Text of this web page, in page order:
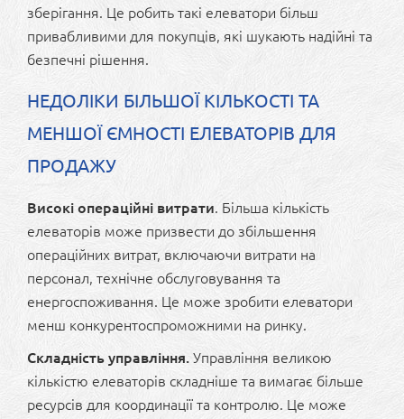
зберігання. Це робить такі елеватори більш
привабливими для покупців, які шукають надійні та
безпечні рішення.
НЕДОЛІКИ БІЛЬШОЇ КІЛЬКОСТІ ТА
МЕНШОЇ ЄМНОСТІ ЕЛЕВАТОРІВ ДЛЯ
ПРОДАЖУ
Високі операційні витрати. Більша кількість
елеваторів може призвести до збільшення
операційних витрат, включаючи витрати на
персонал, технічне обслуговування та
енергоспоживання. Це може зробити елеватори
менш конкурентоспроможними на ринку.
Складність управління. Управління великою
кількістю елеваторів складніше та вимагає більше
ресурсів для координації та контролю. Це може